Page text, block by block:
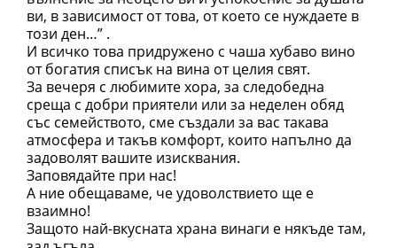
ви, в зависимост от това, от което се нуждаете в
този ден…” .
И всичко това придружено с чаша хубаво вино
от богатия списък на вина от целия свят.
За вечеря с любимите хора, за следобедна
среща с добри приятели или за неделен обяд
със семейството, сме създали за вас такава
атмосфера и такъв комфорт, които напълно да
задоволят вашите изисквания.
Заповядайте при нас!
А ние обещаваме, че удоволствието ще е
взаимно!
Защото най-вкусната храна винаги е някъде там,